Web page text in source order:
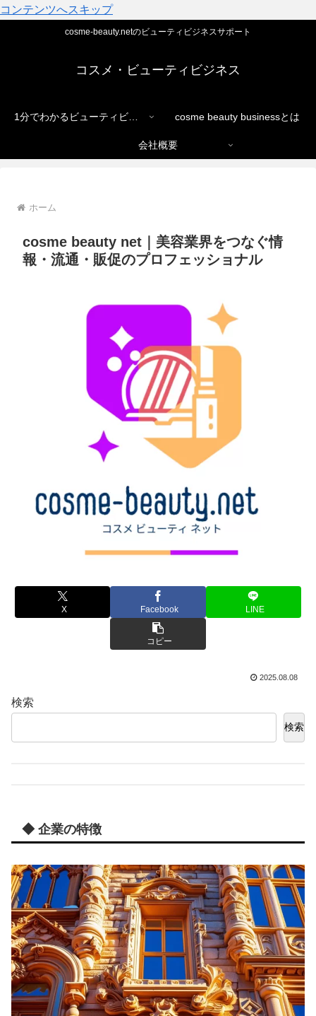
コンテンツへスキップ
cosme-beauty.netのビューティビジネスサポート
コスメ・ビューティビジネス
1分でわかるビューティビジネス cosme beauty businessとは
会社概要
ホーム
cosme beauty net｜美容業界をつなぐ情
報・流通・販促のプロフェッショナル
X Facebook LINE
コピー
2025.08.08
検索
検索
◆ 企業の特徴